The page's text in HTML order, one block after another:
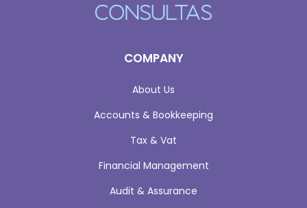
COMPANY
About Us
Accounts & Bookkeeping
Tax & Vat
Financial Management
Audit & Assurance